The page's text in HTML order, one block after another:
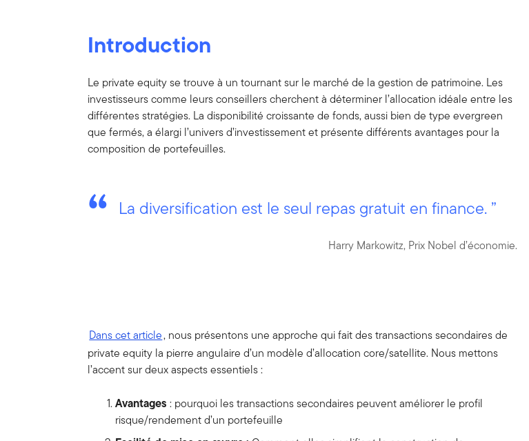
Introduction
Le private equity se trouve à un tournant sur le marché de la gestion de patrimoine. Les
investisseurs comme leurs conseillers cherchent à déterminer l’allocation idéale entre les
différentes stratégies. La disponibilité croissante de fonds, aussi bien de type evergreen
que fermés, a élargi l’univers d’investissement et présente différents avantages pour la
composition de portefeuilles.
La diversification est le seul repas gratuit en finance. ”
Harry Markowitz, Prix Nobel d’économie.
Dans cet article, nous présentons une approche qui fait des transactions secondaires de
private equity la pierre angulaire d’un modèle d’allocation core/satellite. Nous mettons
l’accent sur deux aspects essentiels :
Avantages : pourquoi les transactions secondaires peuvent améliorer le profil
risque/rendement d’un portefeuille